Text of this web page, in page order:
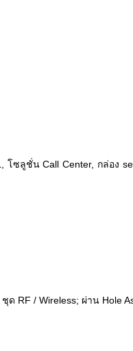
โซลูชั่น Call Center, กล่อง
RF / Wireless; ผ่าน Hole